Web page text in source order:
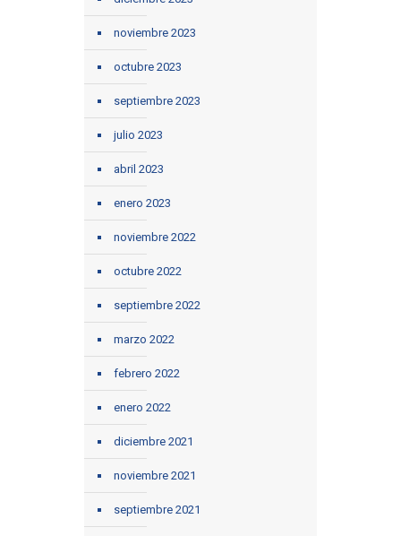
noviembre 2023
octubre 2023
septiembre 2023
julio 2023
abril 2023
enero 2023
noviembre 2022
octubre 2022
septiembre 2022
marzo 2022
febrero 2022
enero 2022
diciembre 2021
noviembre 2021
septiembre 2021